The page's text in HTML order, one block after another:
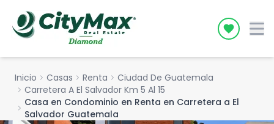
Icon
Inicio chevron_right Casas chevron_right Renta chevron_right Ciudad De Guatemala
chevron_right Carretera A El Salvador Km 5 Al 15
chevron_right Casa en Condominio en Renta en Carretera a El
Salvador Guatemala